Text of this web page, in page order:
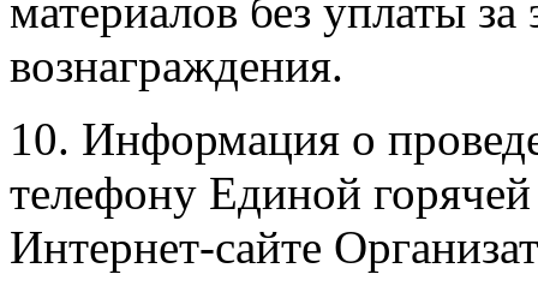
материалов без уплаты за
вознаграждения.
10. Информация о
телефону Единой
Интернет-сайте